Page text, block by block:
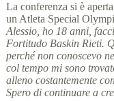
La conferenza si è
un Atleta Special
Alessio, ho 18 anni,
Fortitudo Baskin Rieti.
perché non conoscevo
col tempo mi sono
alleno costantemente
Spero di continuare a